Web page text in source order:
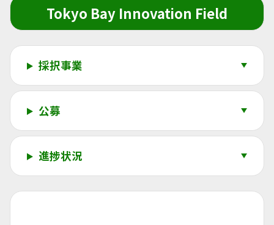
Tokyo Bay Innovation Field
採択事業
公募
進捗状況